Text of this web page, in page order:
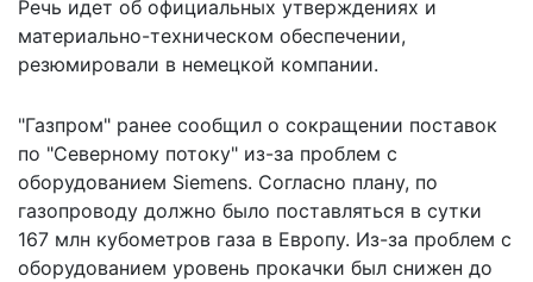
Речь идет об официальных утверждениях и
материально-техническом обеспечении,
резюмировали в немецкой компании.
"Газпром" ранее сообщил о сокращении поставок
по "Северному потоку" из-за проблем с
оборудованием Siemens. Согласно плану, по
газопроводу должно было поставляться в сутки
167 млн кубометров газа в Европу. Из-за проблем с
оборудованием уровень прокачки был снижен до